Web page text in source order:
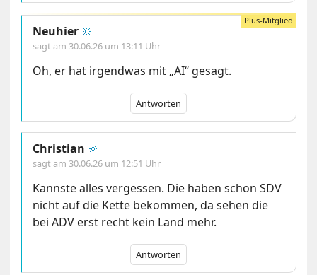
Neuhier 🔆
sagt am 30.06.26 um 13:11 Uhr
Oh, er hat irgendwas mit „AI“ gesagt.
Antworten
Christian 🔆
sagt am 30.06.26 um 12:51 Uhr
Kannste alles vergessen. Die haben schon SDV
nicht auf die Kette bekommen, da sehen die
bei ADV erst recht kein Land mehr.
Antworten